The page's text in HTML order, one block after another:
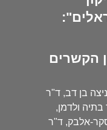
הקשרים
בן דב, ד"ר
בתיה ולדמן,
אלבק, ד"ר